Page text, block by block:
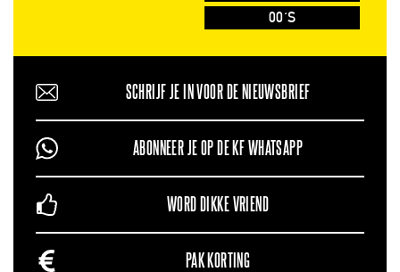
00'S
SCHRIJF JE IN VOOR DE NIEUWSBRIEF
ABONNEER JE OP DE KF WHATSAPP
WORD DIKKE VRIEND
PAK KORTING